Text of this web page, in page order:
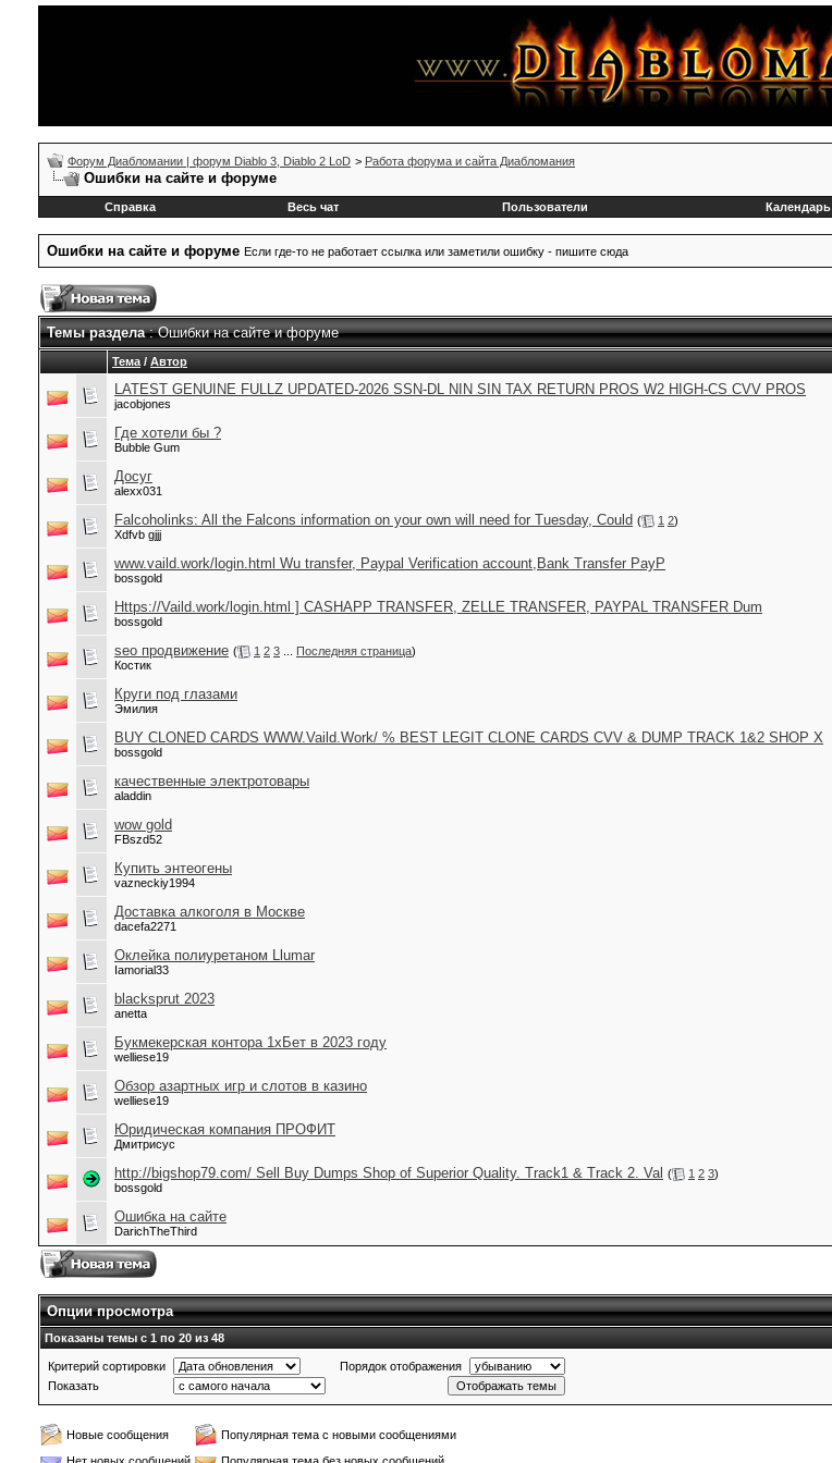
Форум Диабломании | форум Diablo 3, Diablo 2 LoD > Работа форума и сайта Диабломания
Ошибки на сайте и форуме
Справка
Весь чат Пользователи Календарь
Ошибки на сайте и форуме Если где-то не работает ссылка или заметили ошибку - пишите сюда
Темы раздела: Ошибки на сайте и форуме
Тема / Автор
LATEST GENUINE FULLZ UPDATED-2026 SSN-DL NIN SIN TAX RETURN PROS W2 HIGH-CS CVV PROS
jacobjones
Где хотели бы ?
Bubble Gum
Досуг
alexx031
Falcoholinks: All the Falcons information on your own will need for Tuesday, Could ( 1 2)
Xdfvb gjjj
www.vaild.work/login.html Wu transfer, Paypal Verification account,Bank Transfer PayP
bossgold
Https://Vaild.work/login.html ] CASHAPP TRANSFER, ZELLE TRANSFER, PAYPAL TRANSFER Dum
bossgold
seo продвижение ( 1 2 3 Последняя страница)
Костик
Круги под глазами
Эмилия
BUY CLONED CARDS WWW.Vaild.Work/ % BEST LEGIT CLONE CARDS CVV & DUMP TRACK 1&2 SHOP X
bossgold
качественные электротовары
aladdin
wow gold
FBszd52
Купить энтеогены
vazneckiy1994
Доставка алкоголя в Москве
dacefa2271
Оклейка полиуретаном Llumar
Iamorial33
blacksprut 2023
anetta
Букмекерская контора 1хБет в 2023 году
welliese19
Обзор азартных игр и слотов в казино
welliese19
Юридическая компания ПРОФИТ
Дмитрисус
http://bigshop79.com/ Sell Buy Dumps Shop of Superior Quality. Track1 & Track 2. Val ( 1 2 3)
bossgold
Ошибка на сайте
DarichTheThird
Опции просмотра
Показаны темы с 1 по 20 из 48
Критерий сортировки
Порядок отображения
Показать
Новые сообщения
Популярная тема с новыми сообщениями